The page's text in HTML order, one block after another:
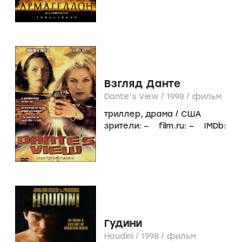
Взгляд Данте
Dante's View / 1998 / фильм
триллер, драма / США
зрители: – film.ru: – IMDb:
Гудини
Houdini / 1998 / фильм